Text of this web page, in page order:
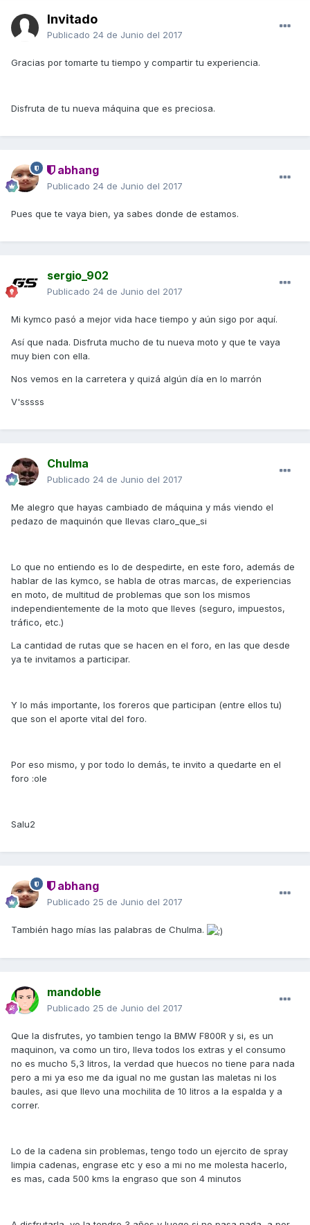
Invitado
Publicado 24 de Junio del 2017
Gracias por tomarte tu tiempo y compartir tu experiencia.
Disfruta de tu nueva máquina que es preciosa.
abhang
Publicado 24 de Junio del 2017
Pues que te vaya bien, ya sabes donde de estamos.
sergio_902
Publicado 24 de Junio del 2017
Mi kymco pasó a mejor vida hace tiempo y aún sigo por aquí.
Así que nada. Disfruta mucho de tu nueva moto y que te vaya
muy bien con ella.
Nos vemos en la carretera y quizá algún día en lo marrón
V'sssss
Chulma
Publicado 24 de Junio del 2017
Me alegro que hayas cambiado de máquina y más viendo el
pedazo de maquinón que llevas claro_que_si
Lo que no entiendo es lo de despedirte, en este foro, además de
hablar de las kymco, se habla de otras marcas, de experiencias
en moto, de multitud de problemas que son los mismos
independientemente de la moto que lleves (seguro, impuestos,
tráfico, etc.)
La cantidad de rutas que se hacen en el foro, en las que desde
ya te invitamos a participar.
Y lo más importante, los foreros que participan (entre ellos tu)
que son el aporte vital del foro.
Por eso mismo, y por todo lo demás, te invito a quedarte en el
foro :ole
Salu2
abhang
Publicado 25 de Junio del 2017
También hago mías las palabras de Chulma.
mandoble
Publicado 25 de Junio del 2017
Que la disfrutes, yo tambien tengo la BMW F800R y si, es un
maquinon, va como un tiro, lleva todos los extras y el consumo
no es mucho 5,3 litros, la verdad que huecos no tiene para nada
pero a mi ya eso me da igual no me gustan las maletas ni los
baules, asi que llevo una mochilita de 10 litros a la espalda y a
correr.
Lo de la cadena sin problemas, tengo todo un ejercito de spray
limpia cadenas, engrase etc y eso a mi no me molesta hacerlo,
es mas, cada 500 kms la engraso que son 4 minutos